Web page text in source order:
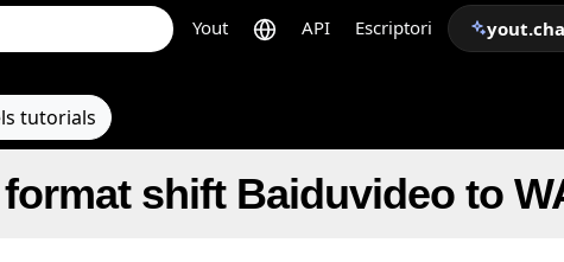
Yout API Escriptori
tutorials
shift Baiduvideo to